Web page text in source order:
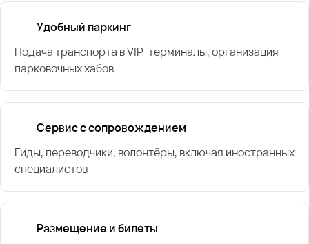
Удобный паркинг
Подача транспорта в VIP-терминалы, организация
парковочных хабов
Сервис с сопровождением
Гиды, переводчики, волонтёры, включая иностранных
специалистов
Размещение и билеты